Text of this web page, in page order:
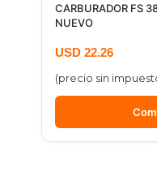
CARBURADOR FS
NUEVO
USD 22.26
(precio sin